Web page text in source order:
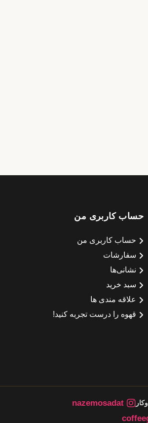
حساب کاربری من
حساب کاربری من
سفارشات
نشانی‌ها
سبد خرید
علاقه مندی ها
قهوه را درست تجربه کنید!
nazemosadat